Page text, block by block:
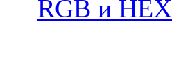
RGB и HEX